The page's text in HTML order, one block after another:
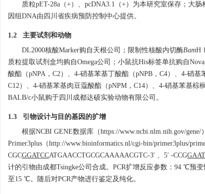
质粒pET-28a（+）、pcDNA3.1（+）为本研究室保存；大
因组DNA由四川省疾病预防控制中心提供。
1.2 主要试剂和动物
DL2000核酸Marker购自天根公司；限制性核酸内切酶Bam
质粒提取试剂盒均购自Omega公司；小鼠抗His标签单抗购自
酸酯（pNPA，C2）、4-硝基苯基丁酸酯（pNPB，C4）、4-硝
C12）、4-硝基苯基肉豆蔻酸酯（pNPM，C14）、4-硝基苯基棕
BALB/c小鼠购于四川成都达硕实验动物有限公司。
1.3 引物设计与目的基因的扩增
根据NCBI GENE数据库（https://www.ncbi.nlm.nih.gov/
Primer3plus（http://www.bioinformatics.nl/cgi-bin/primer3plus/
CGCGGATCCATGAACCTGCGCAAAAACGTC-3′ 、5′ -CCG
计的引物由成都Tsingke公司合成。PCR扩增反应参数：94 ℃预
至15 ℃。随后对PCR产物进行鉴定及纯化。